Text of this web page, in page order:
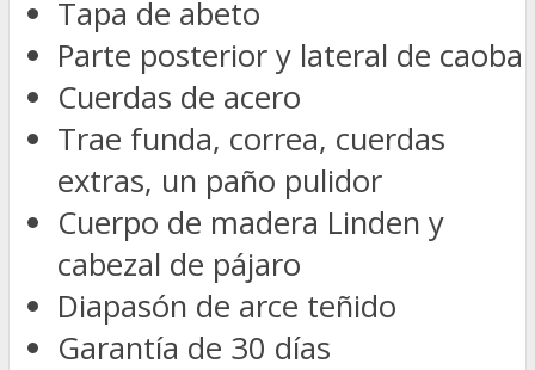
Tapa de abeto
Parte posterior y lateral de caoba
Cuerdas de acero
Trae funda, correa, cuerdas
extras, un paño pulidor
Cuerpo de madera Linden y
cabezal de pájaro
Diapasón de arce teñido
Garantía de 30 días